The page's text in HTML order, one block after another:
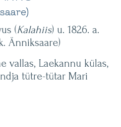
(Kalahiis) u. 1826. a.
Änniksaare)
vallas, Laekannu külas,
tütre-tütar Mari